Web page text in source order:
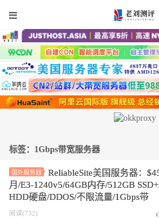
标签：1Gbps带宽服务器
国外服务器
ReliableSite美国服务器：
月/E3-1240v5/64GB内存/512GB
HDD硬盘/DDOS/不限流量/1Gbps带
宽/DDOS/纽约/迈阿密
阅读(732)